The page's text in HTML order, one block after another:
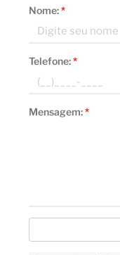
Nome:*
Telefone:*
Mensagem:*